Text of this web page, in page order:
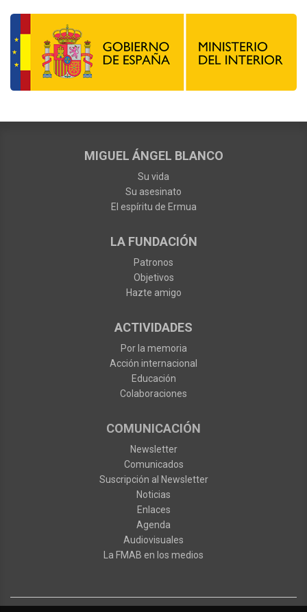
MIGUEL ÁNGEL BLANCO
Su vida
Su asesinato
El espíritu de Ermua
LA FUNDACIÓN
Patronos
Objetivos
Hazte amigo
ACTIVIDADES
Por la memoria
Acción internacional
Educación
Colaboraciones
COMUNICACIÓN
Newsletter
Comunicados
Suscripción al Newsletter
Noticias
Enlaces
Agenda
Audiovisuales
La FMAB en los medios